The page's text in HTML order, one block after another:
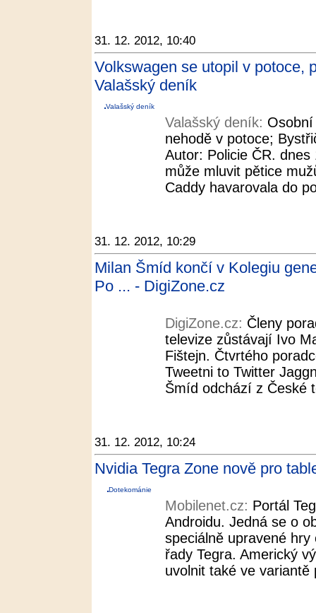
31. 12. 2012, 10:40
Volkswagen se utopil v potoce,
Valašský deník
Valašský deník
Valašský deník: Osobní
nehodě v potoce;
Autor: Policie ČR.
může mluvit pětice
Caddy havarovala do
31. 12. 2012, 10:29
Milan Šmíd končí v Kolegiu
Po ... - DigiZone.cz
DigiZone.cz: Členy
televize zůstávají Ivo
Fištejn. Čtvrtého
Tweetni to Twitter
Šmíd odchází z České
31. 12. 2012, 10:24
Nvidia Tegra Zone nově pro
Dotekománie
Mobilenet.cz: Portál
Androidu. Jedná se o
speciálně upravené
řady Tegra. Americký
uvolnit také ve